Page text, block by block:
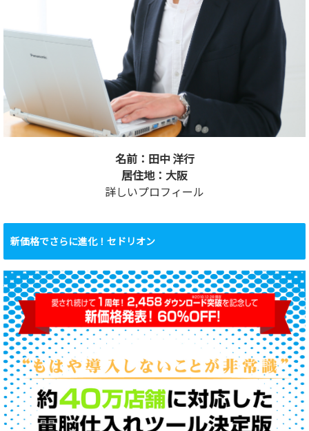
名前：田中 洋行
居住地：大阪
詳しいプロフィール
新価格でさらに進化！セドリオン